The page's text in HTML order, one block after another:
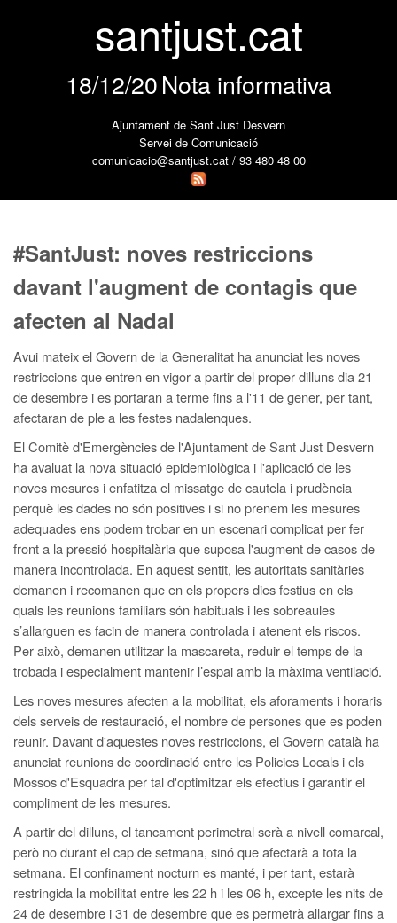
santjust.cat
18/12/20Nota informativa
Ajuntament de Sant Just Desvern
Servei de Comunicació
comunicacio@santjust.cat / 93 480 48 00
#SantJust: noves restriccions
davant l'augment de contagis que
afecten al Nadal
Avui mateix el Govern de la Generalitat ha anunciat les noves
restriccions que entren en vigor a partir del proper dilluns dia 21
de desembre i es portaran a terme fins a l'11 de gener, per tant,
afectaran de ple a les festes nadalenques.
El Comitè d'Emergències de l'Ajuntament de Sant Just Desvern
ha avaluat la nova situació epidemiològica i l'aplicació de les
noves mesures i enfatitza el missatge de cautela i prudència
perquè les dades no són positives i si no prenem les mesures
adequades ens podem trobar en un escenari complicat per fer
front a la pressió hospitalària que suposa l'augment de casos de
manera incontrolada. En aquest sentit, les autoritats sanitàries
demanen i recomanen que en els propers dies festius en els
quals les reunions familiars són habituals i les sobreaules
s’allarguen es facin de manera controlada i atenent els riscos.
Per això, demanen utilitzar la mascareta, reduir el temps de la
trobada i especialment mantenir l’espai amb la màxima ventilació.
Les noves mesures afecten a la mobilitat, els aforaments i horaris
dels serveis de restauració, el nombre de persones que es poden
reunir. Davant d'aquestes noves restriccions, el Govern català ha
anunciat reunions de coordinació entre les Policies Locals i els
Mossos d'Esquadra per tal d'optimitzar els efectius i garantir el
compliment de les mesures.
A partir del dilluns, el tancament perimetral serà a nivell comarcal,
però no durant el cap de setmana, sinó que afectarà a tota la
setmana. El confinament nocturn es manté, i per tant, estarà
restringida la mobilitat entre les 22 h i les 06 h, excepte les nits de
24 de desembre i 31 de desembre que es permetrà allargar fins a